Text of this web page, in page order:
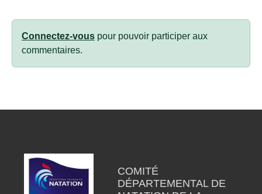
Connectez-vous pour pouvoir participer aux
commentaires.
COMITÉ
DÉPARTEMENTAL DE